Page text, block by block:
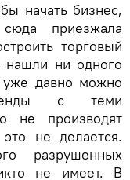
начать бизнес,
приезжала
торговый
ни одного
уже давно можно
с теми
не производят
не делается.
разрушенных
не имеет. В